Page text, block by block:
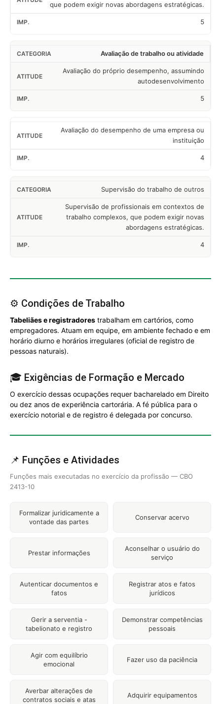
que podem exigir novas abordagens estratégicas.
5
Avaliação de trabalho ou atividade
Avaliação do próprio desempenho, assumindo
autodesenvolvimento
5
Avaliação do desempenho de uma empresa ou
instituição
4
Supervisão do trabalho de outros
Supervisão de profissionais em contextos de
trabalho complexos, que podem exigir novas
abordagens estratégicas.
4
⚙️ Condições de Trabalho
Tabeliães e registradores trabalham em cartórios, como
empregadores. Atuam em equipe, em ambiente fechado e em
horário diurno e horários irregulares (oficial de registro de
pessoas naturais).
🎓 Exigências de Formação e Mercado
O exercício dessas ocupações requer bacharelado em Direito
ou dez anos de experiência cartorária. A fé pública para o
exercício notorial e de registro é delegada por concurso.
📌 Funções e Atividades
Funções mais executadas no exercício da profissão — CBO
2413-10
Formalizar juridicamente a
vontade das partes
Conservar acervo
Prestar informações
Aconselhar o usuário do
serviço
Autenticar documentos e
fatos
Registrar atos e fatos
jurídicos
Gerir a serventia -
tabelionato e registro
Demonstrar competências
pessoais
Agir com equilíbrio
emocional
Fazer uso da paciência
Averbar alterações de
contratos sociais e atas
Adquirir equipamentos